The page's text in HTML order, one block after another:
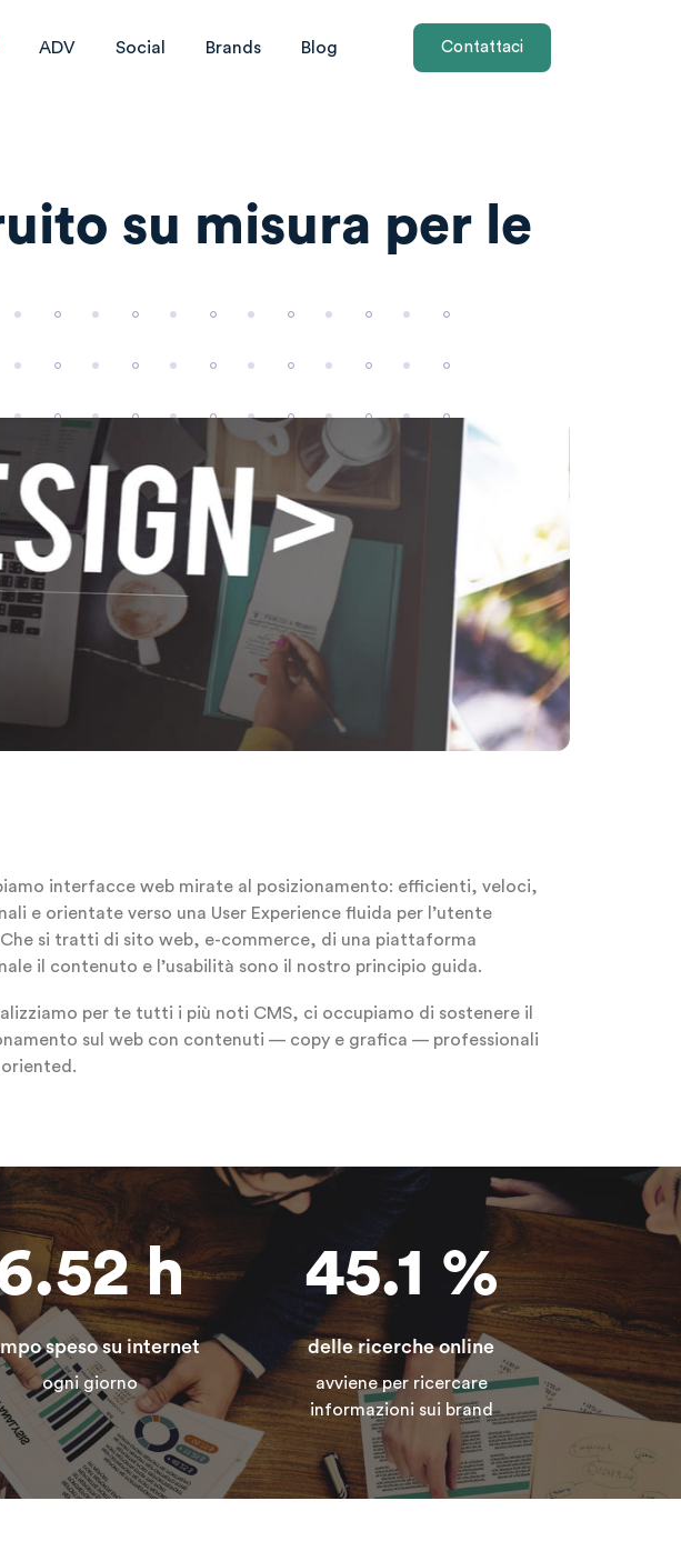
ADV Social Brands Blog Contattaci
su misura per le
interfacce web mirate al posizionamento: efficienti, veloci,
e orientate verso una User Experience fluida per l’utente
si tratti di sito web, e-commerce, di una piattaforma
il contenuto e l’usabilità sono il nostro principio guida.
per te tutti i più noti CMS, ci occupiamo di sostenere il
sul web con contenuti — copy e grafica — professionali
oriented.
h
speso su internet
ogni giorno
45.1 %
delle ricerche online
avviene per ricercare
informazioni sui brand